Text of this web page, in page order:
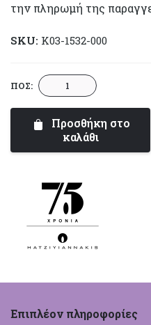
την πληρωμή της
SKU: K03-1532-000
ΠΟΣ: Together
Κουφέτο
–
Zabaglione
|
Supreme
ποσότητα
Προσθήκη στο
καλάθι
Επιπλέον πληροφορίες